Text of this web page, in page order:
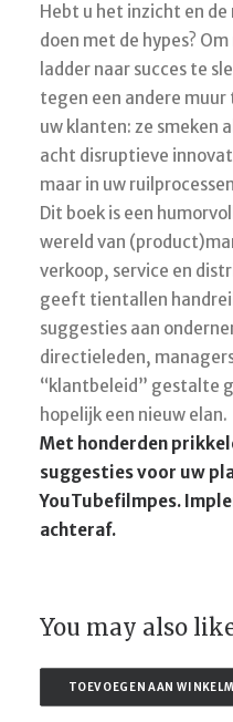
Hebt u het inzicht en
doen met de hypes?
ladder naar succes te
tegen een andere
uw klanten: ze smeken
acht disruptieve
maar in uw
Dit boek is een
wereld van
verkoop, service en
geeft tientallen
suggesties aan
directieleden,
“klantbeleid” gestalte
hopelijk een nieuw elan.
Met honderden
suggesties voor uw
YouTubefilmpes.
achteraf.
You may also
TOEVOEGEN AAN